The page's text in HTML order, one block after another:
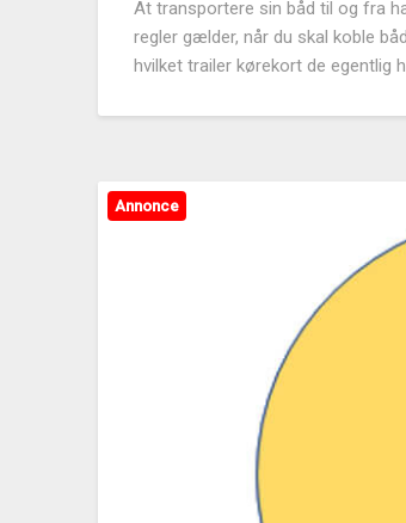
At transportere sin båd til og fra
regler gælder, når du skal koble
hvilket trailer kørekort de egentlig
Annonce